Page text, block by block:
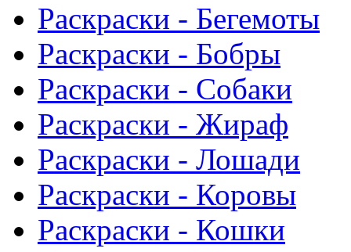
Раскраски - Бегемоты
Раскраски - Бобры
Раскраски - Собаки
Раскраски - Жираф
Раскраски - Лошади
Раскраски - Коровы
Раскраски - Кошки